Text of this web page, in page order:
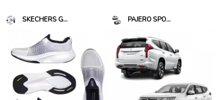
SKECHERS G... PAJERO SPO...